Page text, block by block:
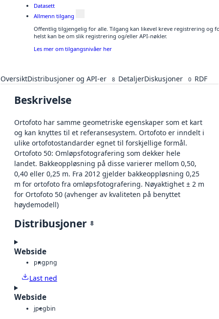
Datasett
Allmenn tilgang
Offentlig tilgjengelig for alle. Tilgang kan likevel kreve registrering og
helst kan be om slik registrering og/eller API-nøkler.
Les mer om tilgangsnivåer her
OversiktDistribusjoner og API-er 8 DetaljerDiskusjoner 0 RDF
Beskrivelse
Ortofoto har samme geometriske egenskaper som et kart
og kan knyttes til et referansesystem. Ortofoto er inndelt i
ulike ortofotostandarder egnet til forskjellige formål.
Ortofoto 50: Omløpsfotografering som dekker hele
landet. Bakkeoppløsning på disse varierer mellom 0,50,
0,40 eller 0,25 m. Fra 2012 gjelder bakkeoppløsning 0,25
m for ortofoto fra omløpsfotografering. Nøyaktighet ± 2 m
for Ortofoto 50 (avhenger av kvaliteten på benyttet
høydemodell)
Distribusjoner 8
Webside
pngpng
Last ned
Webside
jpegbin